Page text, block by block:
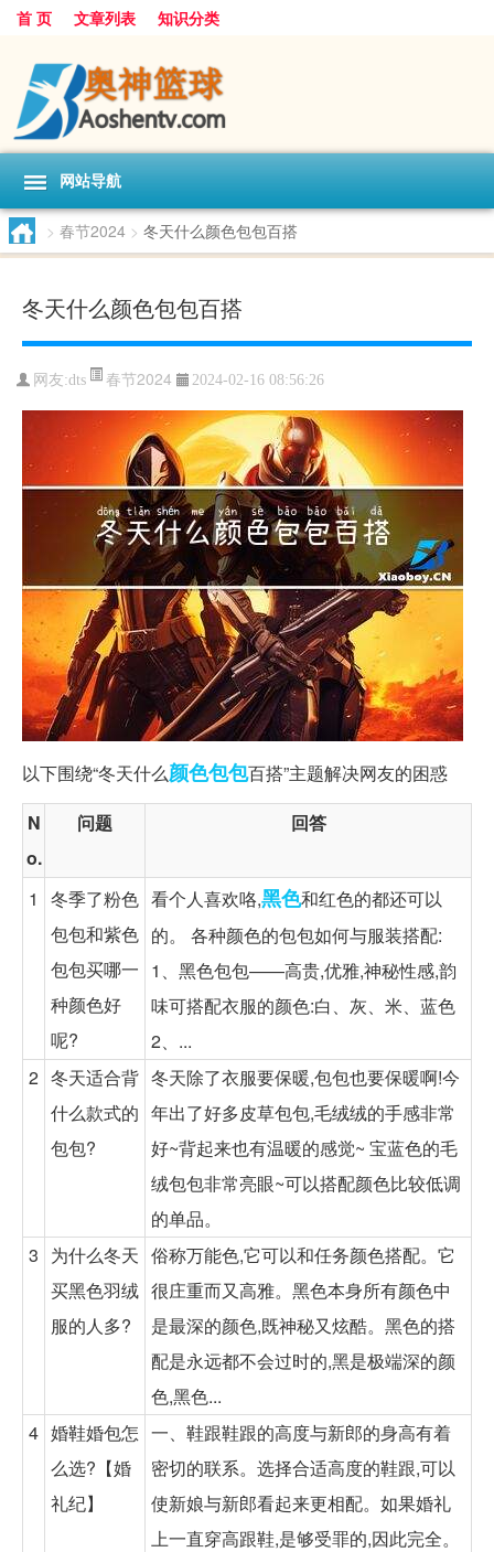
首 页 文章列表 知识分类
网站导航
> 春节2024 > 冬天什么颜色包包百搭
冬天什么颜色包包百搭
网友:dts 春节2024 2024-02-16 08:56:26
以下围绕“冬天什么颜色包包百搭”主题解决网友的困惑
N
o.
问题 回答
1
冬季了粉色
包包和紫色
包包买哪一
种颜色好
呢?
看个人喜欢咯,黑色和红色的都还可以
的。 各种颜色的包包如何与服装搭配:
1、黑色包包——高贵,优雅,神秘性感,韵
味可搭配衣服的颜色:白、灰、米、蓝色
2、...
2 冬天适合背
什么款式的
包包?
冬天除了衣服要保暖,包包也要保暖啊!今
年出了好多皮草包包,毛绒绒的手感非常
好~背起来也有温暖的感觉~ 宝蓝色的毛
绒包包非常亮眼~可以搭配颜色比较低调
的单品。
3 为什么冬天
买黑色羽绒
服的人多?
俗称万能色,它可以和任务颜色搭配。它
很庄重而又高雅。黑色本身所有颜色中
是最深的颜色,既神秘又炫酷。黑色的搭
配是永远都不会过时的,黑是极端深的颜
色,黑色...
4 婚鞋婚包怎
么选?【婚
礼纪】
一、鞋跟鞋跟的高度与新郎的身高有着
密切的联系。选择合适高度的鞋跟,可以
使新娘与新郎看起来更相配。如果婚礼
上一直穿高跟鞋,是够受罪的,因此完全。